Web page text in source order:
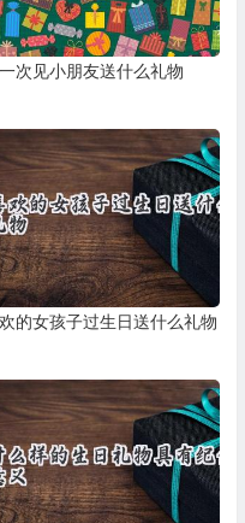
次见小朋友送什么礼物
的女孩子过生日送什么礼物